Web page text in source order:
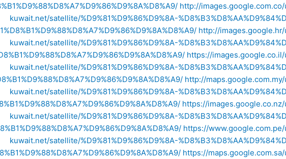
http://
kuwait.net/satellite/%D9%81%D9%86%D9%8A-
http://
kuwait.net/satellite/%D9%81%D9%86%D9%8A-
https://
kuwait.net/satellite/%D9%81%D9%86%D9%8A-
http://
kuwait.net/satellite/%D9%81%D9%86%D9%8A-
https://
kuwait.net/satellite/%D9%81%D9%86%D9%8A-
https://
kuwait.net/satellite/%D9%81%D9%86%D9%8A-
https://